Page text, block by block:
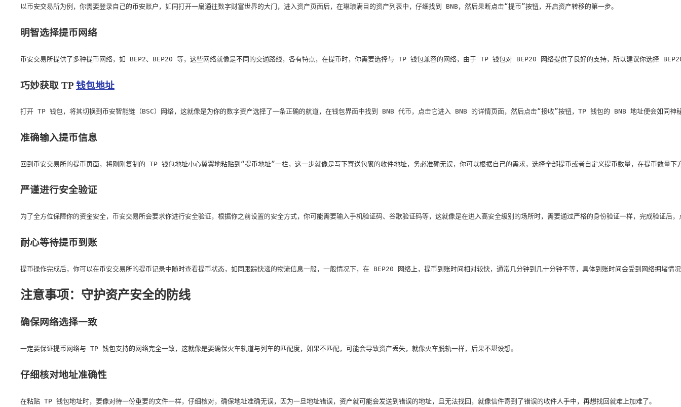
以币安交易所为例，你需要登录自己的币安账户，如同打开一扇通往数字财富世界的大门，进入资产页面后，在琳琅满目的资产列表中，仔细找到 BNB，然后果断点击“提币”按钮，开启资产转移的第一步。
明智选择提币网络
币安交易所提供了多种提币网络，如 BEP2、BEP20 等，这些网络就像是不同的交通路线，各有特点，在提币时，你需要选择与 TP 钱包兼容的网络，由于 TP 钱包对 BEP20 网络提供了良好的支持，所以建议你选择
巧妙获取 TP 钱包地址
打开 TP 钱包，将其切换到币安智能链（BSC）网络，这就像是为你的数字资产选择了一条正确的航道，在钱包界面中找到 BNB 代币，点击它进入 BNB 的详情页面，然后点击“接收”按钮，TP 钱包的 BNB 地址便会如同神
准确输入提币信息
回到币安交易所的提币页面，将刚刚复制的 TP 钱包地址小心翼翼地粘贴到“提币地址”一栏，这一步就像是写下寄送包裹的收件地址，务必准确无误，你可以根据自己的需求，选择全部提币或者自定义提币数量，在提币数量
严谨进行安全验证
为了全方位保障你的资金安全，币安交易所会要求你进行安全验证，根据你之前设置的安全方式，你可能需要输入手机验证码、谷歌验证码等，这就像是在进入高安全级别的场所时，需要通过严格的身份验证一样，完成验证后
耐心等待提币到账
提币操作完成后，你可以在币安交易所的提币记录中随时查看提币状态，如同跟踪快递的物流信息一般，一般情况下，在 BEP20 网络上，提币到账时间相对较快，通常几分钟到几十分钟不等，具体到账时间会受到网络拥堵情
注意事项：守护资产安全的防线
确保网络选择一致
一定要保证提币网络与 TP 钱包支持的网络完全一致，这就像是要确保火车轨道与列车的匹配度，如果不匹配，可能会导致资产丢失，就像火车脱轨一样，后果不堪设想。
仔细核对地址准确性
在粘贴 TP 钱包地址时，要像对待一份重要的文件一样，仔细核对，确保地址准确无误，因为一旦地址错误，资产就可能会发送到错误的地址，且无法找回，就像信件寄到了错误的收件人手中，再想找回就难上加难了。